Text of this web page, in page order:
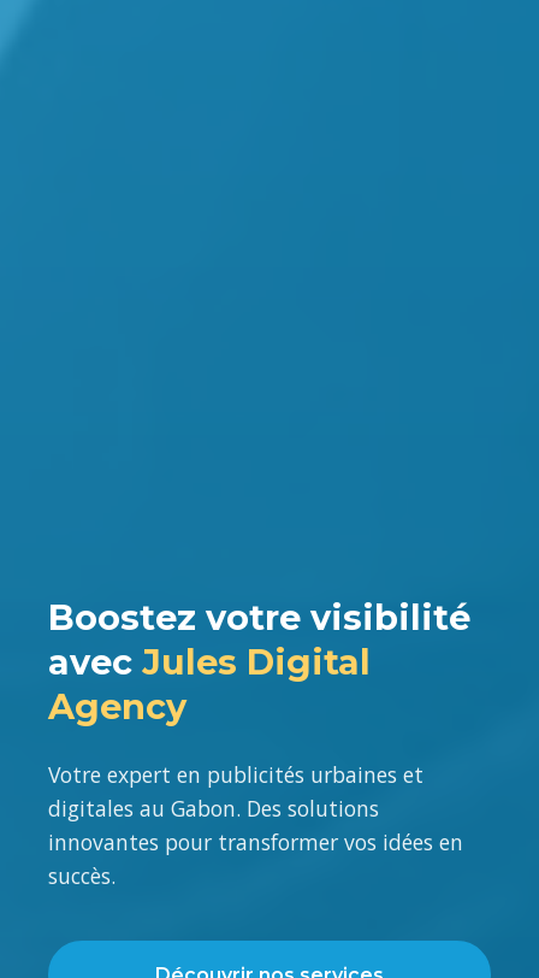
Boostez votre visibilité
avec Jules Digital
Agency
Votre expert en publicités urbaines et
digitales au Gabon. Des solutions
innovantes pour transformer vos idées en
succès.